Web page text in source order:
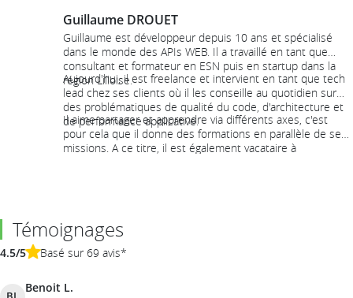
Guillaume DROUET
Guillaume est développeur depuis 10 ans et spécialisé
dans le monde des APIs WEB. Il a travaillé en tant que
consultant et formateur en ESN puis en startup dans la
région Lilloise.
Aujourd'hui, il est freelance et intervient en tant que tech
lead chez ses clients où il les conseille au quotidien sur
des problématiques de qualité du code, d'architecture et
de performance applicative.
Il aime partager et apprendre via différents axes, c'est
pour cela que il donne des formations en parallèle de ses
missions. A ce titre, il est également vacataire à
Témoignages
4.5/5 Basé sur 69 avis*
Benoit L.